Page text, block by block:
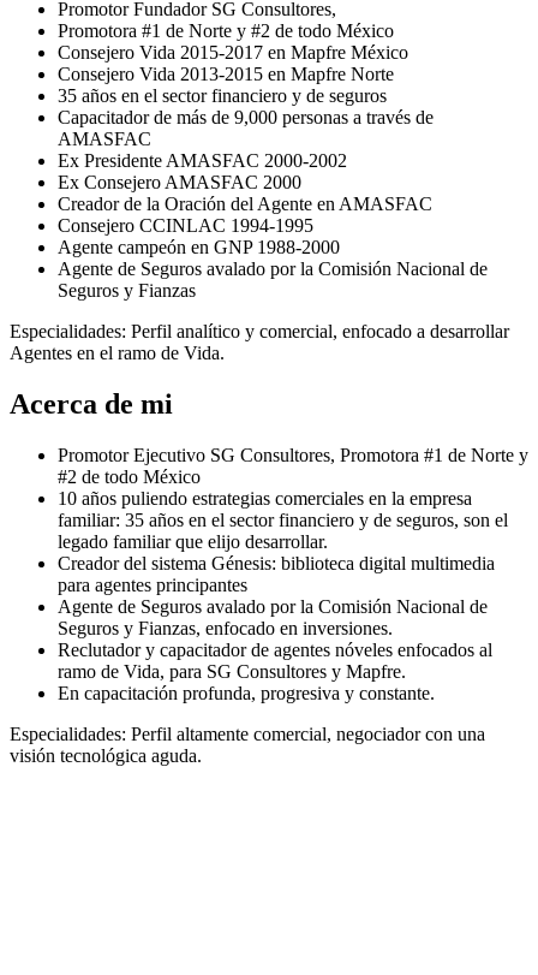
Promotor Fundador SG Consultores,
Promotora #1 de Norte y #2 de todo México
⁠Consejero Vida 2015-2017 en Mapfre México
Consejero Vida 2013-2015 en Mapfre Norte
35 años en el sector financiero y de seguros
Capacitador de más de 9,000 personas a través de
AMASFAC
Ex Presidente AMASFAC 2000-2002
⁠Ex Consejero AMASFAC 2000
Creador de la Oración del Agente en AMASFAC
Consejero CCINLAC 1994-1995
Agente campeón en GNP 1988-2000
Agente de Seguros avalado por la Comisión Nacional de
Seguros y Fianzas
Especialidades: Perfil analítico y comercial, enfocado a desarrollar
Agentes en el ramo de Vida.
Acerca de mi
Promotor Ejecutivo SG Consultores, Promotora #1 de Norte y
#2 de todo México
10 años puliendo estrategias comerciales en la empresa
familiar: 35 años en el sector financiero y de seguros, son el
legado familiar que elijo desarrollar.
Creador del sistema Génesis: biblioteca digital multimedia
para agentes principantes
Agente de Seguros avalado por la Comisión Nacional de
Seguros y Fianzas, enfocado en inversiones.
⁠Reclutador y capacitador de agentes nóveles enfocados al
ramo de Vida, para SG Consultores y Mapfre.
En capacitación profunda, progresiva y constante.
Especialidades: Perfil altamente comercial, negociador con una
visión tecnológica aguda.